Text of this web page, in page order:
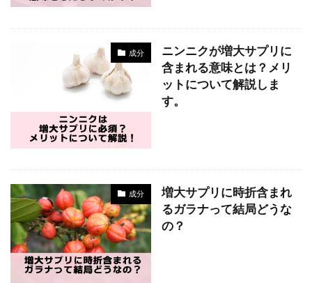
成分
ニンニクが増大サプリに
含まれる意味とは？メリ
ットについて解説しま
す。
成分
増大サプリに時折含まれ
るガラナって結局どうな
の？